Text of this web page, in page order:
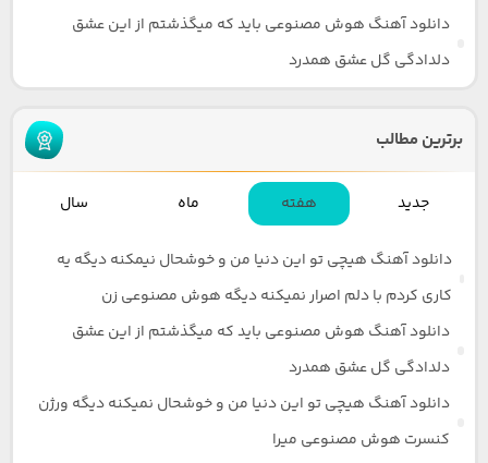
دانلود آهنگ هوش مصنوعی باید که میگذشتم از این عشق
دلدادگی گل عشق همدرد
برترین مطالب
جدید هفته ماه سال
دانلود آهنگ هیچی تو این دنیا من و خوشحال نیمکنه دیگه یه
کاری کردم با دلم اصرار نمیکنه دیگه هوش مصنوعی زن
دانلود آهنگ هوش مصنوعی باید که میگذشتم از این عشق
دلدادگی گل عشق همدرد
دانلود آهنگ هیچی تو این دنیا من و خوشحال نمیکنه دیگه ورژن
کنسرت هوش مصنوعی میرا